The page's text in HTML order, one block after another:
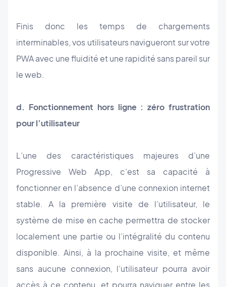
Finis donc les temps de chargements
interminables, vos utilisateurs navigueront sur votre
PWA avec une fluidité et une rapidité sans pareil sur
le web.
d. Fonctionnement hors ligne : zéro frustration
pour l’utilisateur
L’une des caractéristiques majeures d’une
Progressive Web App, c’est sa capacité à
fonctionner en l’absence d’une connexion internet
stable. A la première visite de l’utilisateur, le
système de mise en cache permettra de stocker
localement une partie ou l’intégralité du contenu
disponible. Ainsi, à la prochaine visite, et même
sans aucune connexion, l’utilisateur pourra avoir